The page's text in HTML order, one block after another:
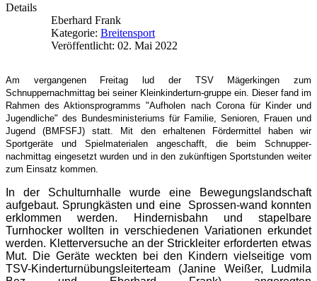
Details
Eberhard Frank
Kategorie: Breitensport
Veröffentlicht: 02. Mai 2022
Am vergangenen Freitag lud der TSV Mägerkingen zum
Schnuppernachmittag bei seiner Kleinkinderturn-gruppe ein. Dieser fand im
Rahmen des Aktionsprogramms "Aufholen nach Corona für Kinder und
Jugendliche" des Bundesministeriums für Familie, Senioren, Frauen und
Jugend (BMFSFJ) statt. Mit den erhaltenen Fördermittel haben wir
Sportgeräte und Spielmaterialen angeschafft, die beim Schnupper-
nachmittag eingesetzt wurden und in den zukünftigen Sportstunden weiter
zum Einsatz kommen.
In der Schulturnhalle wurde eine Bewegungslandschaft
aufgebaut. Sprungkästen und eine Sprossen-wand konnten
erklommen werden. Hindernisbahn und stapelbare
Turnhocker wollten in verschiedenen Variationen erkundet
werden. Kletterversuche an der Strickleiter erforderten etwas
Mut. Die Geräte weckten bei den Kindern vielseitige vom
TSV-Kinderturnübungsleiterteam (Janine Weißer, Ludmila